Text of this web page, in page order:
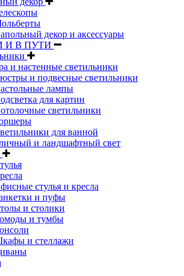
декор и аксессуары
И В ПУТИ
и настенные светильники
и подвесные светильники
лампы
для картин
светильники
для ванной
и ландшафтный свет
стулья и кресла
и пуфы
и столики
и тумбы
и стеллажи